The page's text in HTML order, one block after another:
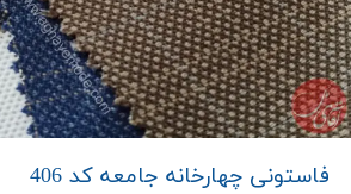
فاستونی چهارخانه جامعه کد 406